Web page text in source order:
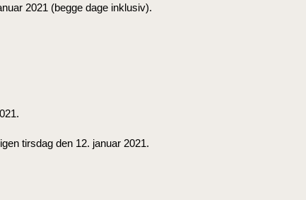
2021 (begge dage inklusiv).
tirsdag den 12. januar 2021.